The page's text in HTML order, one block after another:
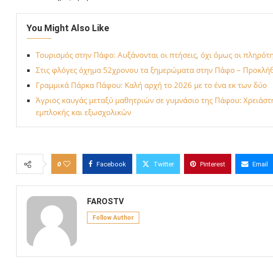
You Might Also Like
Τουρισμός στην Πάφο: Αυξάνονται οι πτήσεις, όχι όμως οι
Στις φλόγες όχημα 52χρονου τα ξημερώματα στην Πάφο –
Γραμμικά Πάρκα Πάφου: Καλή αρχή το 2026 με το ένα εκ των δύο
Άγριος καυγάς μεταξύ μαθητριών σε γυμνάσιο της Πάφου:
εμπλοκής και εξωσχολικών
0 Facebook Twitter Pinterest Email
FAROSTV
Follow Author